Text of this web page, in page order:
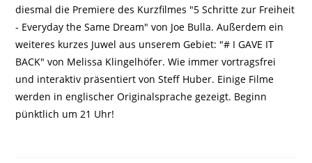
diesmal die Premiere des Kurzfilmes "5 Schritte zur Freiheit
- Everyday the Same Dream" von Joe Bulla. Außerdem ein
weiteres kurzes Juwel aus unserem Gebiet: "# I GAVE IT
BACK" von Melissa Klingelhöfer. Wie immer vortragsfrei
und interaktiv präsentiert von Steff Huber. Einige Filme
werden in englischer Originalsprache gezeigt. Beginn
pünktlich um 21 Uhr!